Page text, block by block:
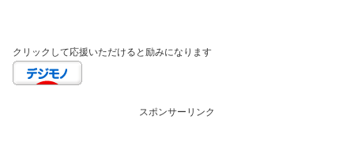
クリックして応援いただけると励みになります
スポンサーリンク